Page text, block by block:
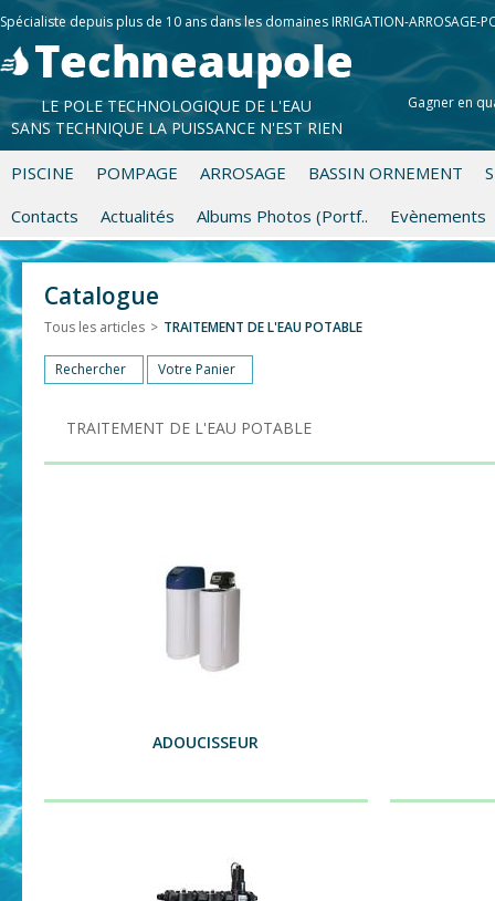
Spécialiste depuis plus de 10 ans dans les domaines IRRIGATION-ARROSAGE-
Gagner en
LE POLE TECHNOLOGIQUE DE L'EAU
SANS TECHNIQUE LA PUISSANCE N'EST RIEN
PISCINE POMPAGE ARROSAGE BASSIN ORNEMENT
Contacts
Actualités Albums Photos (Portf.. Evènements
Catalogue
Tous les articles > TRAITEMENT DE L'EAU POTABLE
Rechercher Votre Panier
TRAITEMENT DE L'EAU POTABLE
ADOUCISSEUR